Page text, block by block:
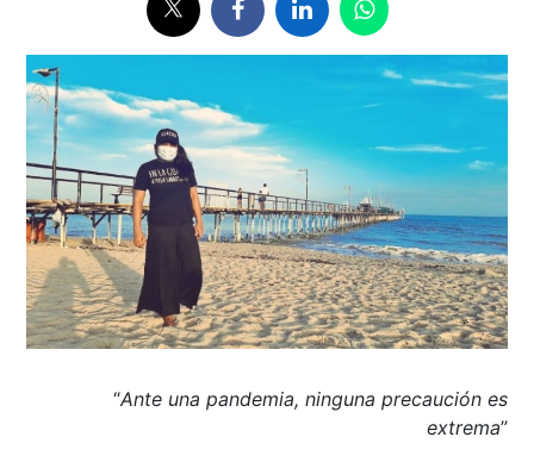
“Ante una pandemia, ninguna precaución es
extrema”